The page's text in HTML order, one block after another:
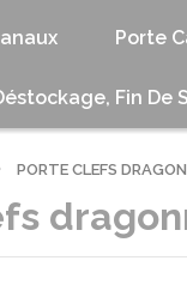
Porte
Fin De
PORTE CLEFS